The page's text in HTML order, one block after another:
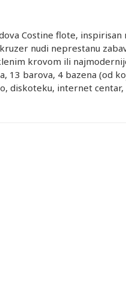
Costine flote,
nudi neprestanu
krovom ili
13 barova, 4 bazena (od
diskoteku, internet